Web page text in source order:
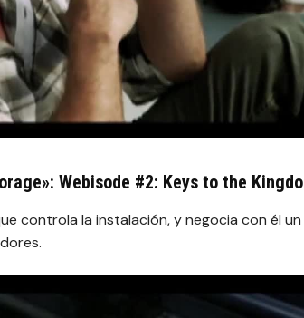
Webisode #2: Keys to the
controla la instalación, y negocia con él